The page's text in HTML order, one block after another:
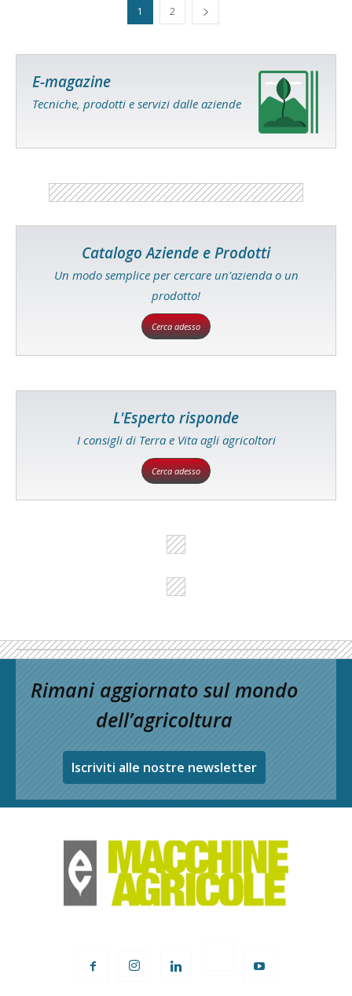
1 2
E-magazine
Tecniche, prodotti e servizi dalle aziende
Catalogo Aziende e Prodotti
Un modo semplice per cercare un'azienda o un
prodotto!
Cerca adesso
L'Esperto risponde
I consigli di Terra e Vita agli agricoltori
Cerca adesso
Rimani aggiornato sul mondo
dell’agricoltura
Iscriviti alle nostre newsletter